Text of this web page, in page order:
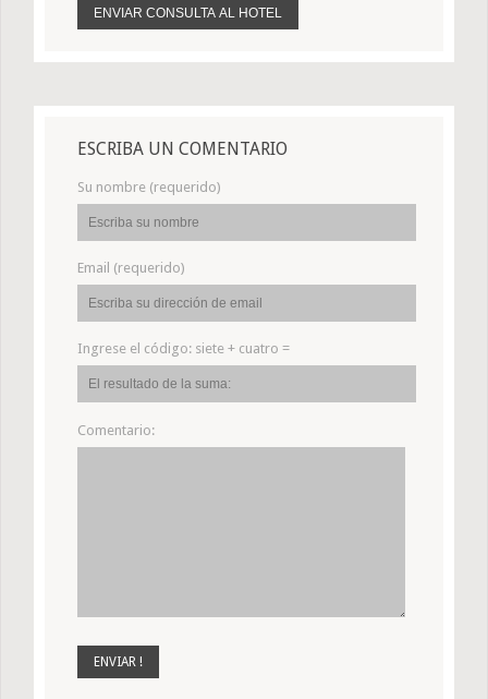
ESCRIBA UN COMENTARIO
Su nombre (requerido)
Email (requerido)
Ingrese el código: siete + cuatro =
Comentario: